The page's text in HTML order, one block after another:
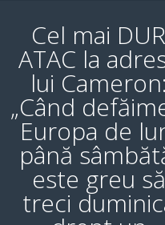
Cel mai DUR
ATAC la
lui Cameron:
„Când
Europa de
până
este greu să
treci